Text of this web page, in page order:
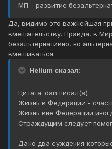
МП - развитие
Да, видимо это важнейшая
вмешательству. Правда, в
безальтернативно, но
вмешиваться.
Helium сказал:
Цитата: dan писал(а)
Жизнь в Федерации -
Жизнь вне Федерации
Страждущим следует
Дано два суждения